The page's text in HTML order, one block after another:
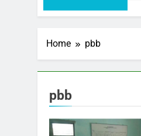
Home pbb
pbb